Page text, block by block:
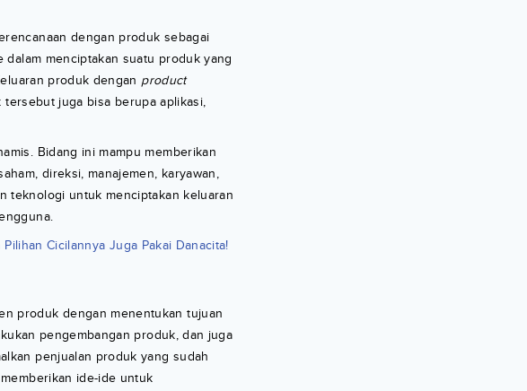
dengan produk sebagai
menciptakan suatu produk yang
produk dengan product
juga bisa berupa aplikasi,
Bidang ini mampu memberikan
direksi, manajemen, karyawan,
teknologi untuk menciptakan keluaran
Cicilannya Juga Pakai Danacita!
produk dengan menentukan tujuan
pengembangan produk, dan juga
penjualan produk yang sudah
ide-ide untuk